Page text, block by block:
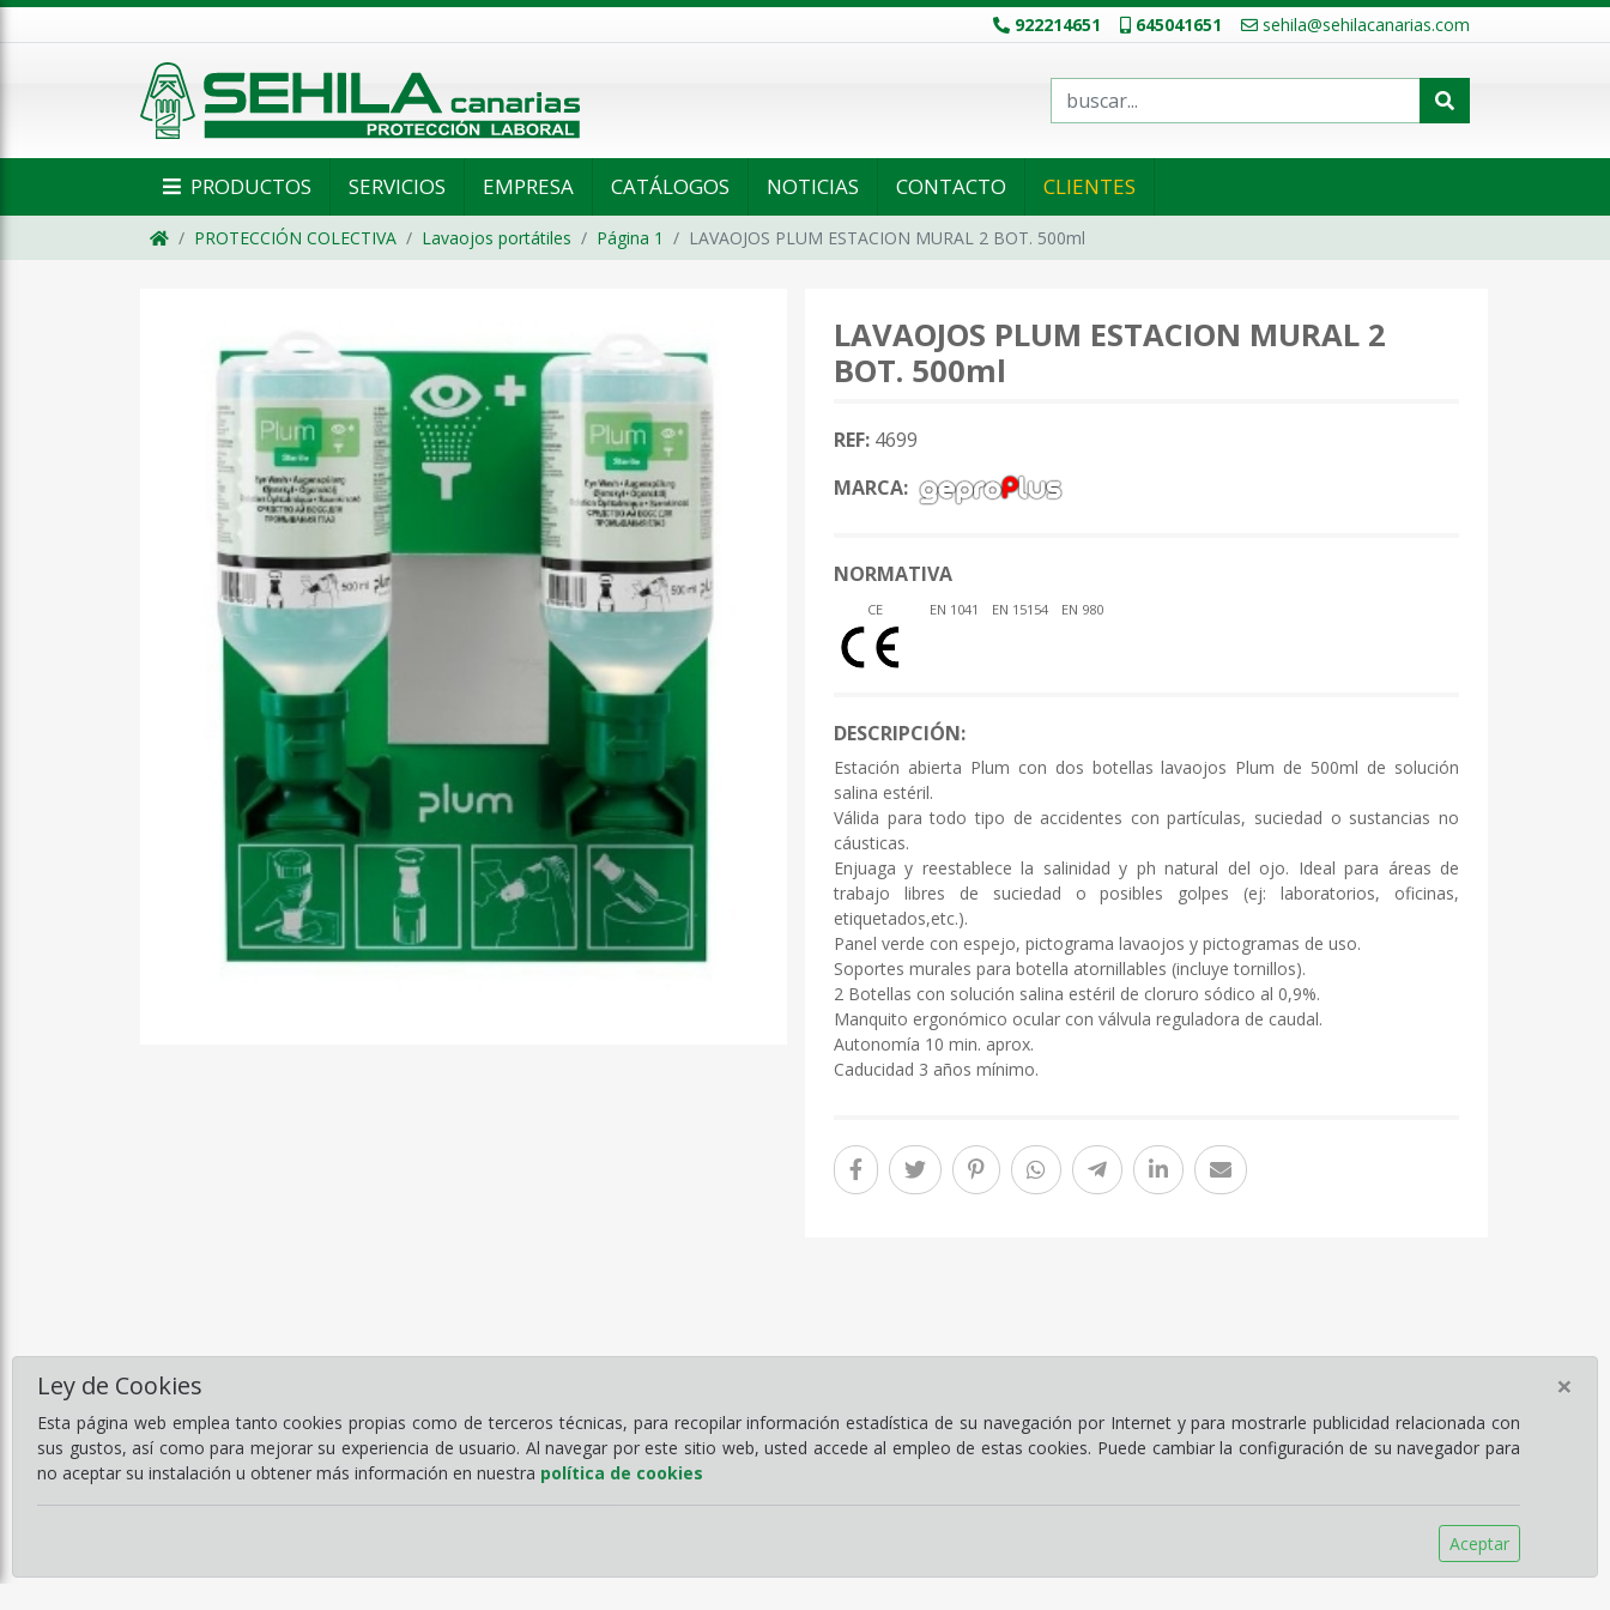
Ley de Cookies
Esta página web emplea tanto cookies propias como de terceros técnicas, para recopilar información estadística de su navegación por Internet y para mostrarle publicidad relacionada con
sus gustos, así como para mejorar su experiencia de usuario. Al navegar por este sitio web, usted accede al empleo de estas cookies. Puede cambiar la configuración de su navegador para
no aceptar su instalación u obtener más información en nuestra política de cookies
Aceptar
×
922214651 645041651 sehila@sehilacanarias.com
PRODUCTOS SERVICIOS EMPRESA CATÁLOGOS NOTICIAS CONTACTO CLIENTES
PROTECCIÓN COLECTIVA Lavaojos portátiles Página 1 LAVAOJOS PLUM ESTACION MURAL 2 BOT. 500ml
LAVAOJOS PLUM ESTACION MURAL 2
BOT. 500ml
REF: 4699
MARCA:
NORMATIVA
CE EN 1041 EN 15154 EN 980
DESCRIPCIÓN:
Estación abierta Plum con dos botellas lavaojos Plum de 500ml de solución
salina estéril.
Válida para todo tipo de accidentes con partículas, suciedad o sustancias no
cáusticas.
Enjuaga y reestablece la salinidad y ph natural del ojo. Ideal para áreas de
trabajo libres de suciedad o posibles golpes (ej: laboratorios, oficinas,
etiquetados,etc.).
Panel verde con espejo, pictograma lavaojos y pictogramas de uso.
Soportes murales para botella atornillables (incluye tornillos).
2 Botellas con solución salina estéril de cloruro sódico al 0,9%.
Manquito ergonómico ocular con válvula reguladora de caudal.
Autonomía 10 min. aprox.
Caducidad 3 años mínimo.